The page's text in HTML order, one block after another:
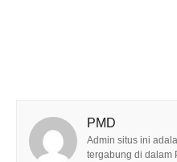
PMD
Admin situs ini
tergabung di dalam